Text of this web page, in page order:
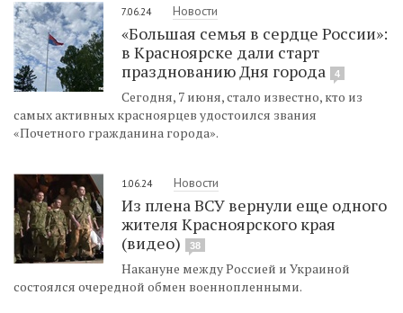
7.06.24 Новости
«Большая семья в сердце России»:
в Красноярске дали старт
празднованию Дня города
4
Сегодня, 7 июня, стало известно, кто из
самых активных красноярцев удостоился звания
«Почетного гражданина города».
1.06.24 Новости
Из плена ВСУ вернули еще одного
жителя Красноярского края
(видео)
38
Накануне между Россией и Украиной
состоялся очередной обмен военнопленными.